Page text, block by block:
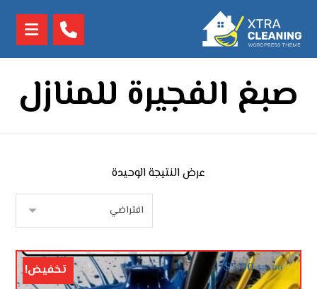
صبغ الفجيرة للمنازل
عرض النتيجة الوحيدة
$10.00
$5.00 تخفيض!